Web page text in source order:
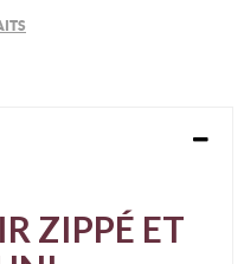
ZIPPÉ ET